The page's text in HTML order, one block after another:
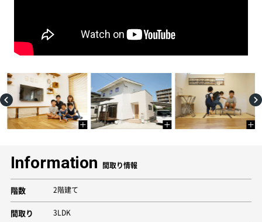
Information 間取り情報
階数 2階建て
間取り 3LDK